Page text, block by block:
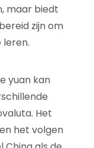
maar biedt
zijn om
leren.
yuan kan
Het
het volgen